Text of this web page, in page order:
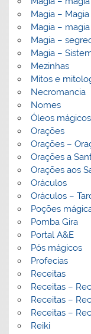
Magia –
Magia –
Magia –
Magia –
Mezinhas
Mitos e
Necromancia
Nomes
Óleos mágicos
Orações
Orações –
Orações a
Orações aos
Oráculos
Oráculos –
Poções
Pomba Gira
Portal A&E
Pós mágicos
Profecias
Receitas
Receitas –
Receitas –
Receitas –
Reiki